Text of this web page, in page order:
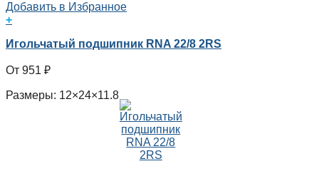
Добавить в Избранное
+
Игольчатый подшипник RNA 22/8 2RS
951 ₽
Размеры: 12×24×11.8